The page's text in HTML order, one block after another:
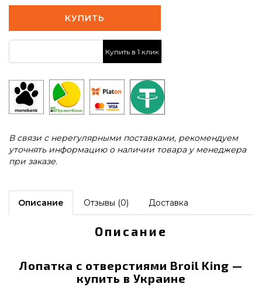
КУПИТЬ
Купить в 1 клик
В связи с нерегулярными поставками, рекомендуем
уточнять информацию о наличии товара у менеджера
при заказе.
Описание Отзывы (0) Доставка
Описание
Лопатка с отверстиями Broil King —
купить в Украине